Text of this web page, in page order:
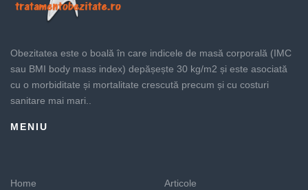
Obezitatea este o boală în care indicele de masă corporală (IMC
sau BMI body mass index) depășește 30 kg/m2 și este asociată
cu o morbiditate și mortalitate crescută precum și cu costuri
sanitare mai mari..
MENIU
Home Articole